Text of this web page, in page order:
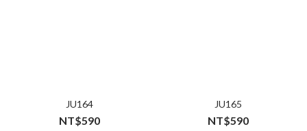
JU164
NT$590
JU165
NT$590